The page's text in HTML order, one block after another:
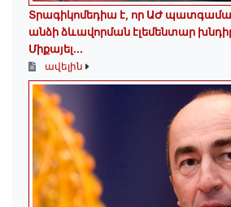
Տրագիկոմեդիա է, որ ԱԺ
անձի ձևավորման էլեմենտար
Միքայել...
ավելին